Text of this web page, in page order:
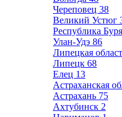
Череповец 38
Великий Устюг
Республика
Улан-Удэ 86
Липецкая
Липецк 68
Елец 13
Астраханская
Астрахань 75
Ахтубинск 2